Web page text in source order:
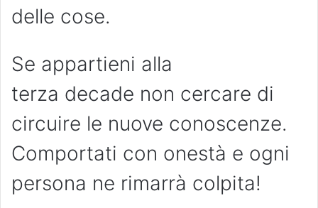
delle cose.
Se appartieni alla
terza decade non cercare di
circuire le nuove conoscenze.
Comportati con onestà e ogni
persona ne rimarrà colpita!